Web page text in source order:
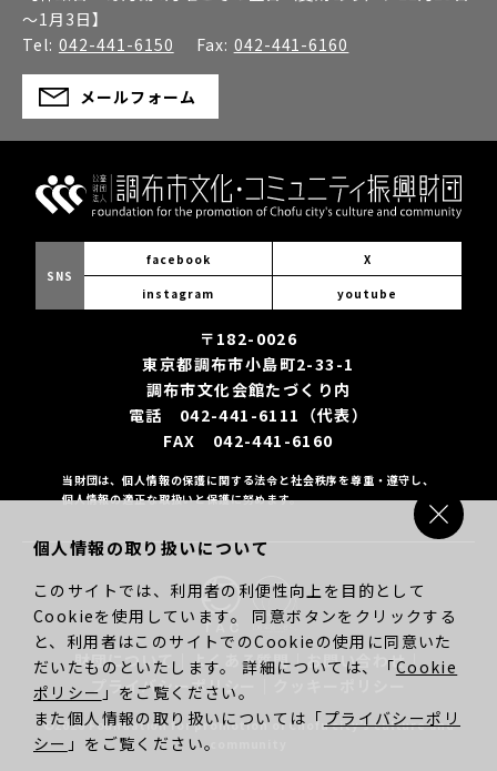
～1月3日】
Tel: 042-441-6150 Fax: 042-441-6160
メールフォーム
SNS
facebook X
instagram youtube
〒182-0026
東京都調布市小島町2-33-1
調布市文化会館たづくり内
電話 042-441-6111（代表）
FAX 042-441-6160
当財団は、個人情報の保護に関する法令と社会秩序を尊重・遵守し、
個人情報の適正な取扱いと保護に努めます。
財団について｜よくある質問｜お問い合わせ｜
プライバシーポリシー
©2026 Foundation for promotion of Chofu city’s culture and
個人情報の取り扱いについて
このサイトでは、利用者の利便性向上を目的として
Cookieを使用しています。 同意ボタンをクリックする
と、利用者はこのサイトでのCookieの使用に同意いた
だいたものといたします。 詳細については、「Cookie
ポリシー 」をご覧ください。
また個人情報の取り扱いについては「プライバシーポリ
シー 」をご覧ください。